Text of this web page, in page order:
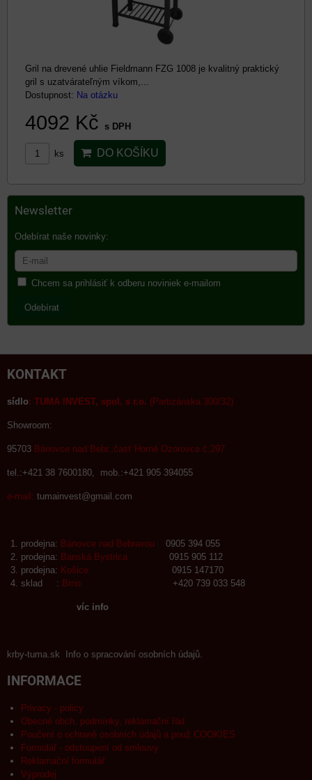
Gril na drevené uhlie Fieldmann FZG 1008 je kvalitný praktický
gril s uzatvárateľným víkom,...
Dostupnost: Na otázku
4092 Kč s DPH
ks DO KOŠÍKU
Newsletter
Odebírat naše novinky:
Chcem sa prihlásiť k odberu noviniek e-mailom
Odebírat
KONTAKT
sídlo: TUMA INVEST, spol. s r.o. (Partizánska 300/32)
Showroom:
95703 Bánovce nad Bebr.,časť Horné Ozorovce č.297
tel.:+421 38 7600180, mob.:+421 905 394055
e-mail: tumainvest@gmail.com
prodejna: Bánovce nad Bebravou
0905 394 055
prodejna: Banská Bystrica
0915 905 112
prodejna: Košice
0915 147170
sklad : Brno +420 739 033 548
víc info
krby-tuma.sk Info o spracování osobních údajů.
INFORMACE
Privacy - policy
Obecné obch. podmínky, reklamační řád
Poučení o ochraně osobních údajů a použ.COOKIES
Formulář - odstoupení od smlouvy
Reklamační formulář
Výprodej